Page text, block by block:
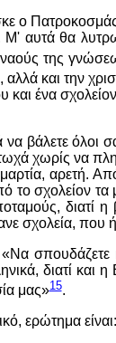
ο Πατροκοσμάς
αυτά θα
της
αλλά και την
και ένα
να βάλετε όλοι
χωρίς να
αρετή.
το σχολείον
διατί η
σχολεία, που
σπουδάζετε
διατί και
μας»15.
ερώτημα